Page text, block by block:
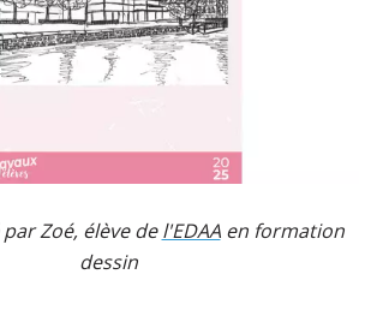
Zoé, élève del'EDAAen formation
dessin